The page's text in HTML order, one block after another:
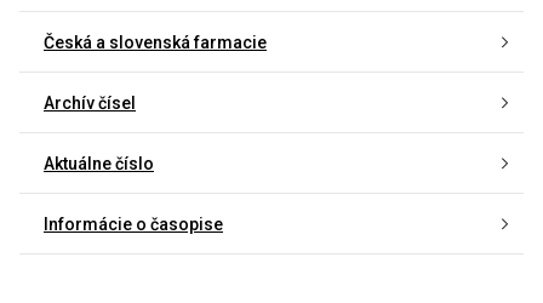
Česká a slovenská farmacie
Archív čísel
Aktuálne číslo
Informácie o časopise